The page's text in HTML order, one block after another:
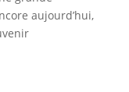
aujourd’hui,